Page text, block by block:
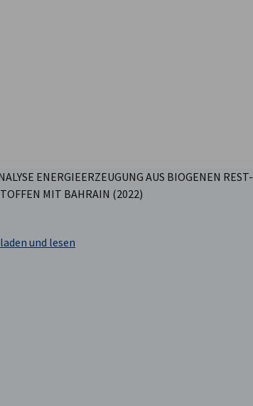
ENERGIEERZEUGUNG AUS BIOGENEN REST-
MIT BAHRAIN (2022)
und lesen